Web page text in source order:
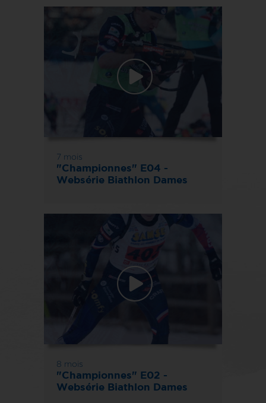
7 mois
"Championnes" E04 -
Websérie Biathlon Dames
8 mois
"Championnes" E02 -
Websérie Biathlon Dames